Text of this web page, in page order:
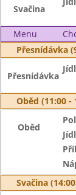
Svačina
Menu
Přesnídávka
Přesnídávka
Oběd (11:00 -
Oběd
Svačina